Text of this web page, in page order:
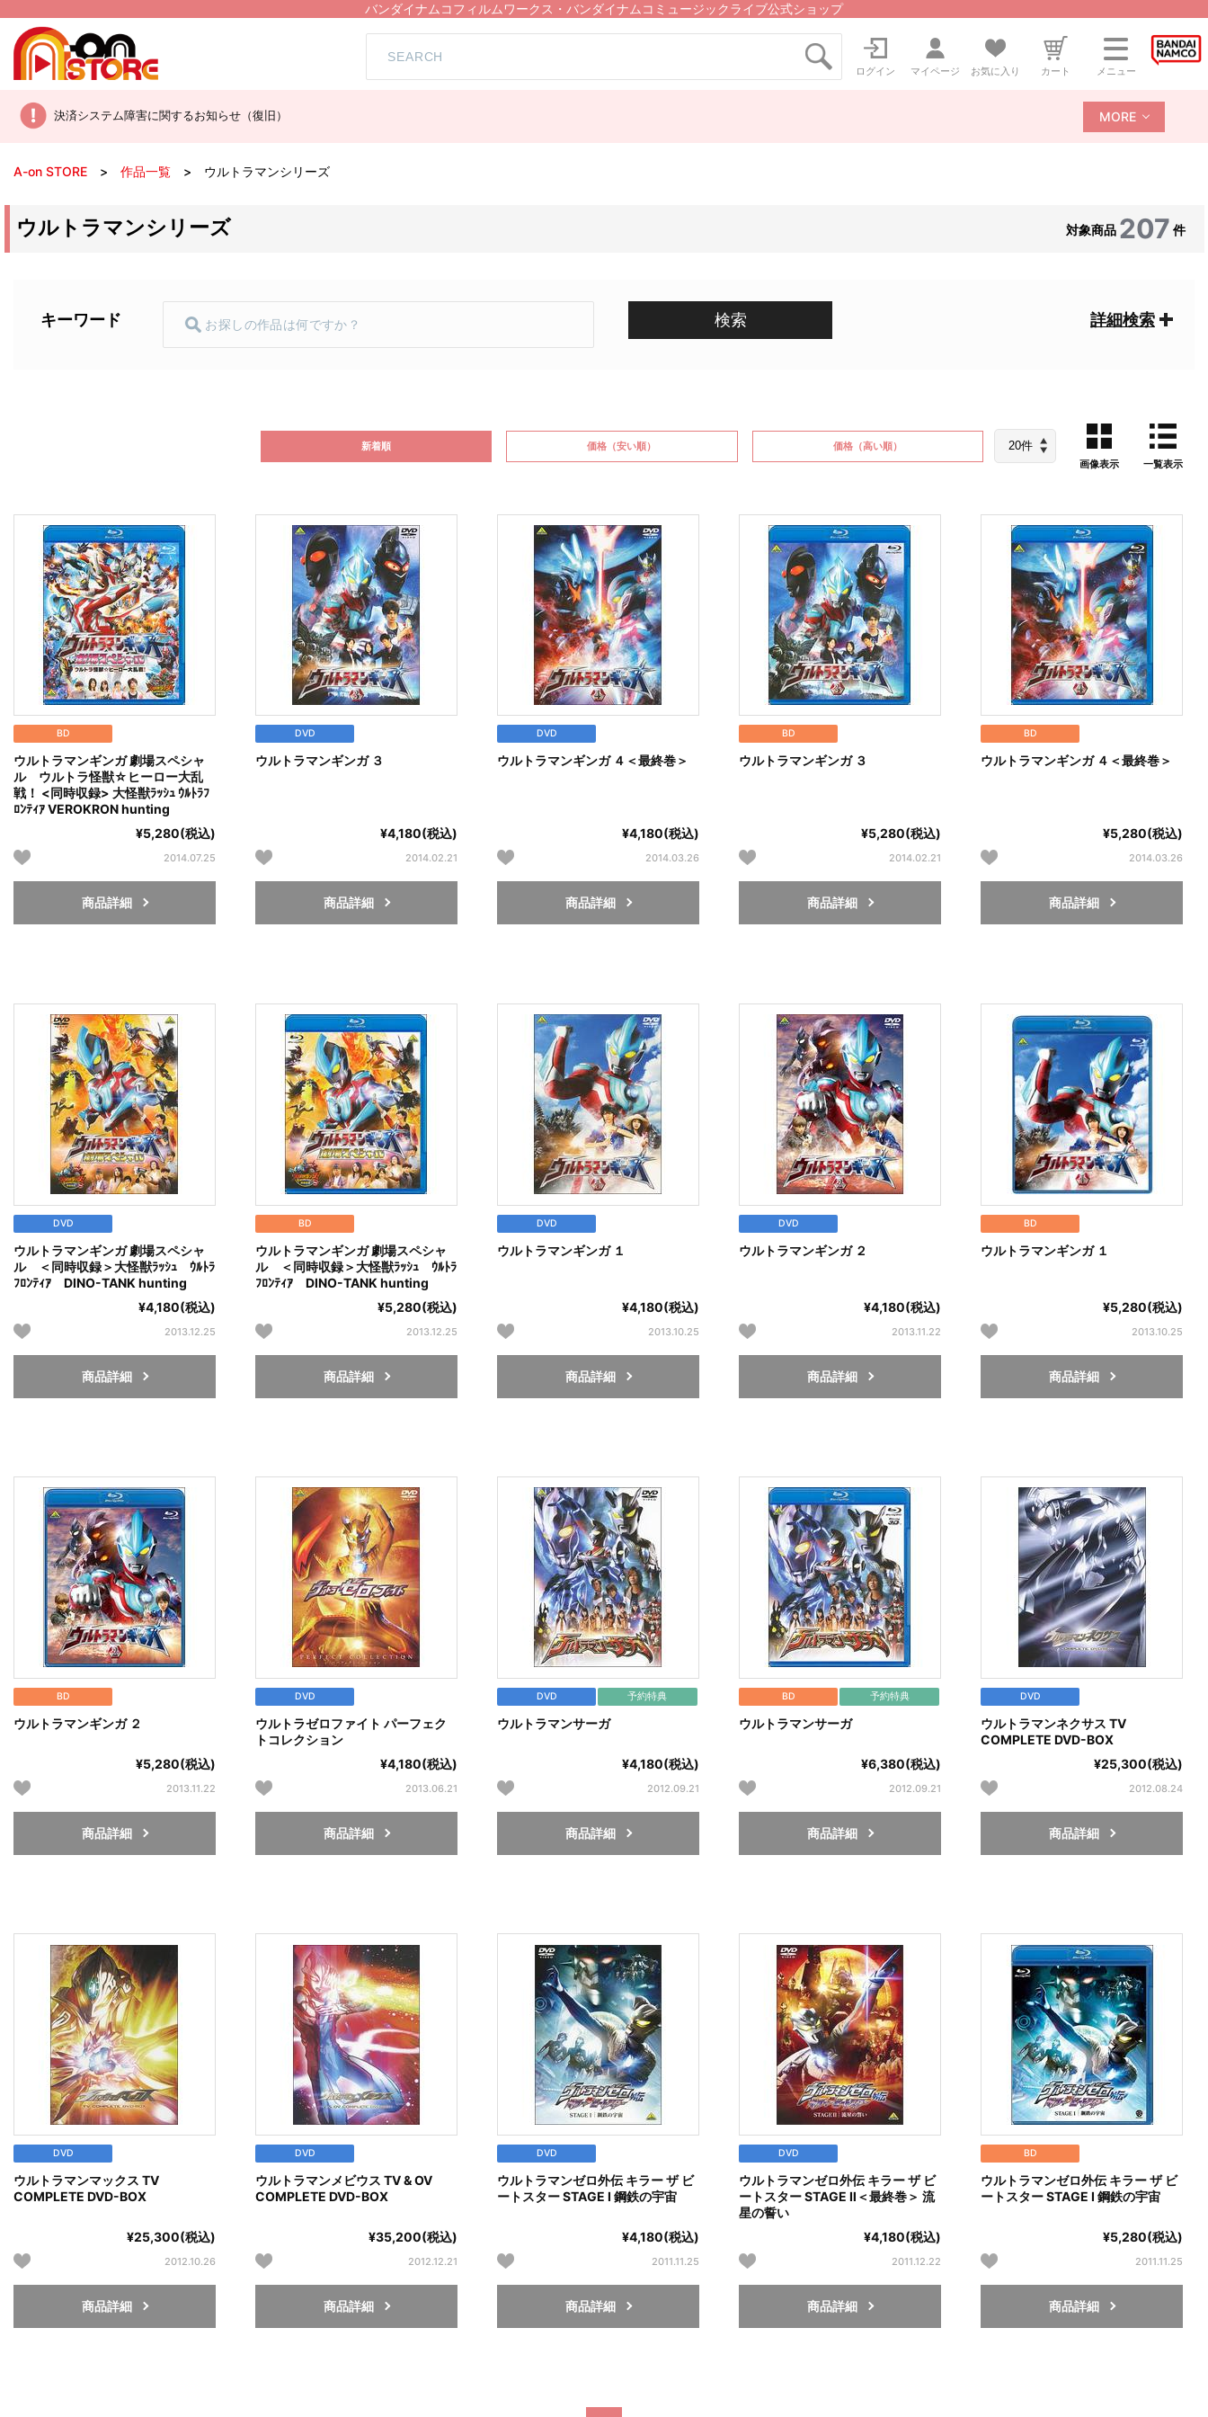
バンダイナムコフィルムワークス・バンダイナムコミュージックライブ公式ショップ
ログイン マイページ お気に入り カート メニュー
決済システム障害に関するお知らせ（復旧） MORE
A-on STORE 作品一覧 ウルトラマンシリーズ
ウルトラマンシリーズ 対象商品 207 件
キーワード 検索 詳細検索
新着順 価格 （安い順） 価格（高い順）
画像表示
一覧表示
BD
ウルトラマンギンガ 劇場スペシャ
ル ウルトラ怪獣☆ヒーロー大乱
戦！ <同時収録> 大怪獣ﾗｯｼｭ ｳﾙﾄﾗﾌ
ﾛﾝﾃｨｱ VEROKRON hunting
¥5,280(税込)
2014.07.25
商品詳細
DVD
ウルトラマンギンガ ３
¥4,180(税込)
2014.02.21
商品詳細
DVD
ウルトラマンギンガ ４＜最終巻＞
¥4,180(税込)
2014.03.26
商品詳細
BD
ウルトラマンギンガ ３
¥5,280(税込)
2014.02.21
商品詳細
BD
ウルトラマンギンガ ４＜最終巻＞
¥5,280(税込)
2014.03.26
商品詳細
DVD
ウルトラマンギンガ 劇場スペシャ
ル ＜同時収録＞大怪獣ﾗｯｼｭ ｳﾙﾄﾗ
ﾌﾛﾝﾃｨｱ DINO-TANK hunting
¥4,180(税込)
2013.12.25
商品詳細
BD
ウルトラマンギンガ 劇場スペシャ
ル ＜同時収録＞大怪獣ﾗｯｼｭ ｳﾙﾄﾗ
ﾌﾛﾝﾃｨｱ DINO-TANK hunting
¥5,280(税込)
2013.12.25
商品詳細
DVD
ウルトラマンギンガ １
¥4,180(税込)
2013.10.25
商品詳細
DVD
ウルトラマンギンガ ２
¥4,180(税込)
2013.11.22
商品詳細
BD
ウルトラマンギンガ １
¥5,280(税込)
2013.10.25
商品詳細
BD
ウルトラマンギンガ ２
¥5,280(税込)
2013.11.22
商品詳細
DVD
ウルトラゼロファイト パーフェク
トコレクション
¥4,180(税込)
2013.06.21
商品詳細
DVD 予約特典
ウルトラマンサーガ
¥4,180(税込)
2012.09.21
商品詳細
BD 予約特典
ウルトラマンサーガ
¥6,380(税込)
2012.09.21
商品詳細
DVD
ウルトラマンネクサス TV
COMPLETE DVD-BOX
¥25,300(税込)
2012.08.24
商品詳細
DVD
ウルトラマンマックス TV
COMPLETE DVD-BOX
¥25,300(税込)
2012.10.26
商品詳細
DVD
ウルトラマンメビウス TV & OV
COMPLETE DVD-BOX
¥35,200(税込)
2012.12.21
商品詳細
DVD
ウルトラマンゼロ外伝 キラー ザ ビ
ートスター STAGE Ⅰ 鋼鉄の宇宙
¥4,180(税込)
2011.11.25
商品詳細
DVD
ウルトラマンゼロ外伝 キラー ザ ビ
ートスター STAGE Ⅱ＜最終巻＞ 流
星の誓い
¥4,180(税込)
2011.12.22
商品詳細
BD
ウルトラマンゼロ外伝 キラー ザ ビ
ートスター STAGE Ⅰ 鋼鉄の宇宙
¥5,280(税込)
2011.11.25
商品詳細